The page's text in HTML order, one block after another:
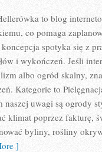
to blog
co pomaga
spotyka się z
i wykończeń. Jeśli
albo ogród skalny,
Kategorie to
naszej uwagi są ogrody
klimat poprzez fakturę,
byliny, rośliny
]